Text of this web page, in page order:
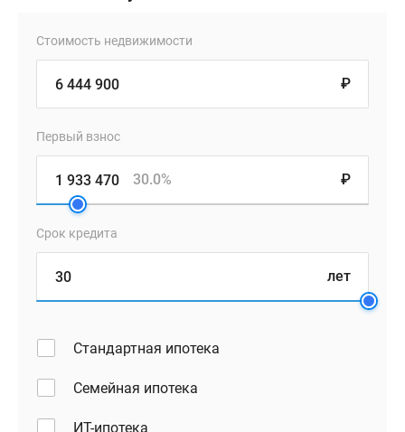
Стоимость недвижимости
₽
Первый взнос
₽
30.0%
Срок кредита
лет
Стандартная ипотека
Семейная ипотека
ИТ-ипотека